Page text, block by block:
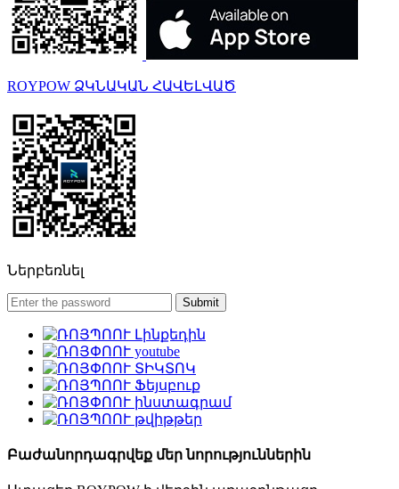
ROYPOW ՁԿՆԱԿԱՆ ՀԱՎԵԼՎԱԾ
Ներբեռնել
Բաժանորդագրվեք մեր նորություններին